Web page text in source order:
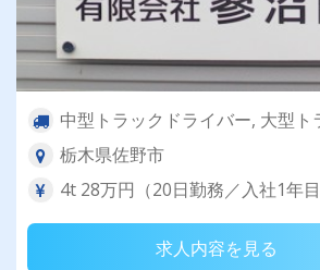
中型トラックドライバー, 大型ト
栃木県佐野市
4t 28万円（20日勤務／入社1年
求人内容を見る